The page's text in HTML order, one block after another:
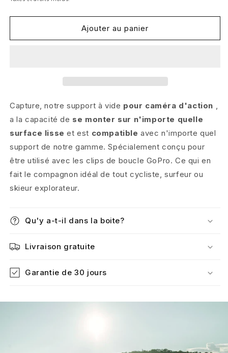
Ajouter au panier
Capture, notre support à vide pour caméra d'action ,
a la capacité de se monter sur n'importe quelle
surface lisse et est compatible avec n'importe quel
support de notre gamme. Spécialement conçu pour
être utilisé avec les clips de boucle GoPro. Ce qui en
fait le compagnon idéal de tout cycliste, surfeur ou
skieur explorateur.
Qu'y a-t-il dans la boite?
Livraison gratuite
Garantie de 30 jours